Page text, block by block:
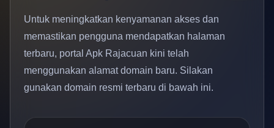
Untuk meningkatkan kenyamanan akses dan
memastikan pengguna mendapatkan halaman
terbaru, portal Apk Rajacuan kini telah
menggunakan alamat domain baru. Silakan
gunakan domain resmi terbaru di bawah ini.